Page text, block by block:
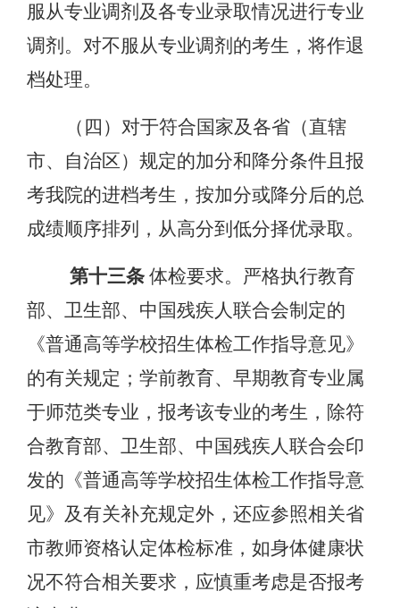
服从专业调剂及各专业录取情况进行专业
调剂。对不服从专业调剂的考生，将作退
档处理。
（四）对于符合国家及各省（直辖
市、自治区）规定的加分和降分条件且报
考我院的进档考生，按加分或降分后的总
成绩顺序排列，从高分到低分择优录取。
第十三条 体检要求。严格执行教育
部、卫生部、中国残疾人联合会制定的
《普通高等学校招生体检工作指导意见》
的有关规定；学前教育、早期教育专业属
于师范类专业，报考该专业的考生，除符
合教育部、卫生部、中国残疾人联合会印
发的《普通高等学校招生体检工作指导意
见》及有关补充规定外，还应参照相关省
市教师资格认定体检标准，如身体健康状
况不符合相关要求，应慎重考虑是否报考